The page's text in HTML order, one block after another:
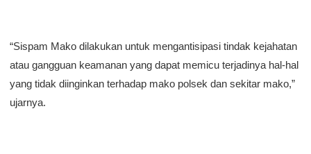
“Sispam Mako dilakukan untuk mengantisipasi tindak kejahatan
atau gangguan keamanan yang dapat memicu terjadinya hal-hal
yang tidak diinginkan terhadap mako polsek dan sekitar mako,”
ujarnya.